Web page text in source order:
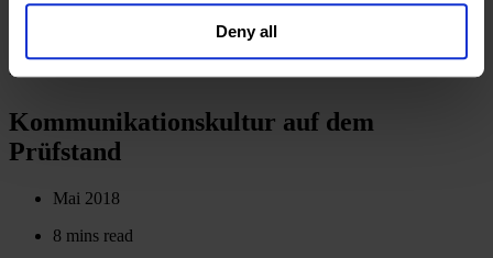
general collection and use of personal information see
Deny all
»Put yourself in the other
man’s shoes.«
Kommunikationskultur auf dem
Prüfstand
Mai 2018
8 mins read